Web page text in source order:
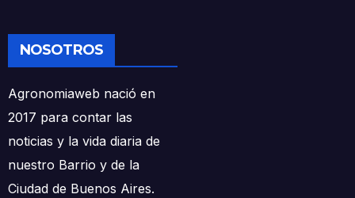
NOSOTROS
Agronomiaweb nació en
2017 para contar las
noticias y la vida diaria de
nuestro Barrio y de la
Ciudad de Buenos Aires.